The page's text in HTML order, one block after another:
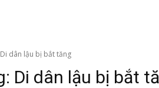
Di dân lậu bị bắt tăng
Di dân lậu bị bắt